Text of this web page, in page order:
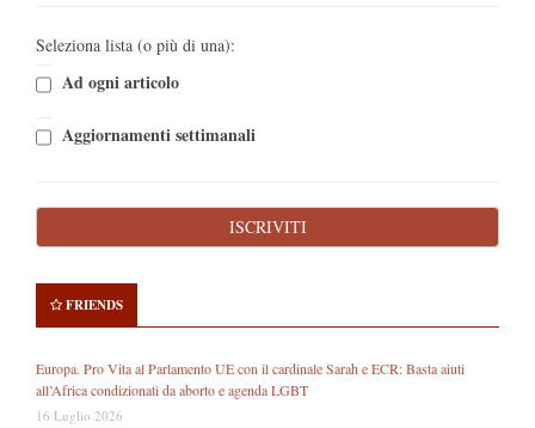
Seleziona lista (o più di una):
Ad ogni articolo
Aggiornamenti settimanali
FRIENDS
Europa. Pro Vita al Parlamento UE con il cardinale Sarah e ECR: Basta aiuti
all’Africa condizionati da aborto e agenda LGBT
16 Luglio 2026